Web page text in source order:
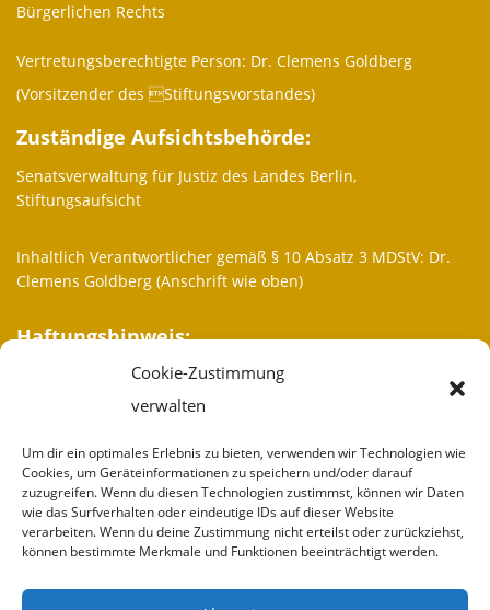
Cookie-Zustimmung
verwalten
Um dir ein optimales Erlebnis zu bieten, verwenden wir Technologien wie
Cookies, um Geräteinformationen zu speichern und/oder darauf
zuzugreifen. Wenn du diesen Technologien zustimmst, können wir Daten
wie das Surfverhalten oder eindeutige IDs auf dieser Website
verarbeiten. Wenn du deine Zustimmung nicht erteilst oder zurückziehst,
können bestimmte Merkmale und Funktionen beeinträchtigt werden.
Bürgerlichen Rechts
Vertretungsberechtigte Person: Dr. Clemens Goldberg
(Vorsitzender des Stiftungsvorstandes)
Zuständige Aufsichtsbehörde:
Senatsverwaltung für Justiz des Landes Berlin,
Stiftungsaufsicht
Inhaltlich Verantwortlicher gemäß § 10 Absatz 3 MDStV: Dr.
Clemens Goldberg (Anschrift wie oben)
Haftungshinweis:
Trotz sorgfältiger inhaltlicher Kontrolle übernehmen wir keine
Haftung für die Inhalte externer Links. Für den Inhalt der
verantwortlich.
More informations
Who we are
Partner